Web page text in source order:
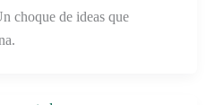
choque de ideas que